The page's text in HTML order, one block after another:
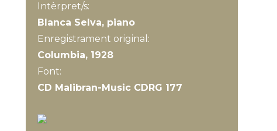
Intèrpret/s:
Blanca Selva, piano
Enregistrament original:
Columbia, 1928
Font:
CD Malibran-Music CDRG 177